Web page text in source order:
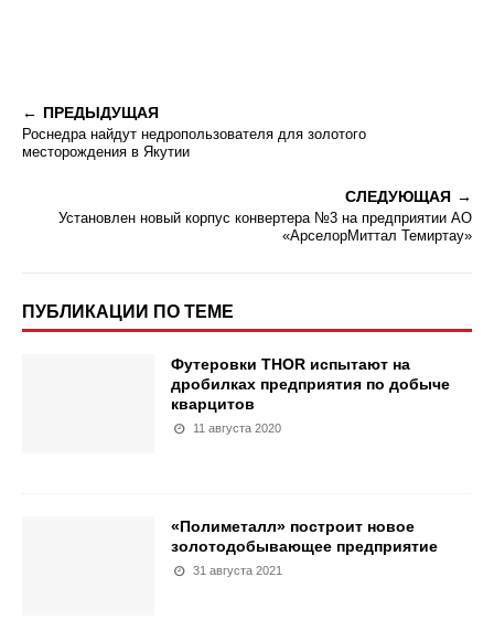
ПРЕДЫДУЩАЯ
Роснедра найдут недропользователя для золотого
месторождения в Якутии
СЛЕДУЮЩАЯ
Установлен новый корпус конвертера №3 на предприятии АО
«АрселорМиттал Темиртау»
ПУБЛИКАЦИИ ПО ТЕМЕ
Футеровки THOR испытают на
дробилках предприятия по добыче
кварцитов
11 августа 2020
«Полиметалл» построит новое
золотодобывающее предприятие
31 августа 2021